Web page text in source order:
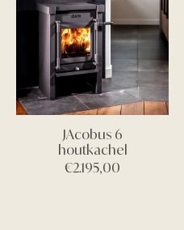
JAcobus 6
houtkachel
€2.195,00